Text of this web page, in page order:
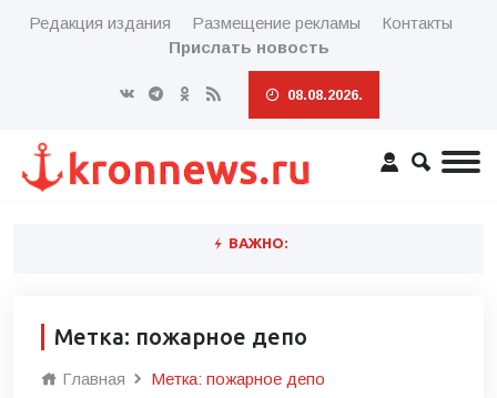
Редакция издания Размещение рекламы
Контакты
Прислать новость
08.08.2026.
ВАЖНО:
Метка: пожарное депо
Главная Метка: пожарное депо